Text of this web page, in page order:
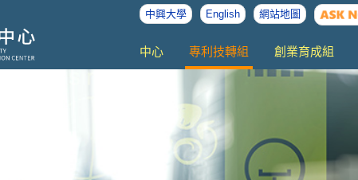
中興大學 English 網站地圖
中心 專利技轉組 創業育成組